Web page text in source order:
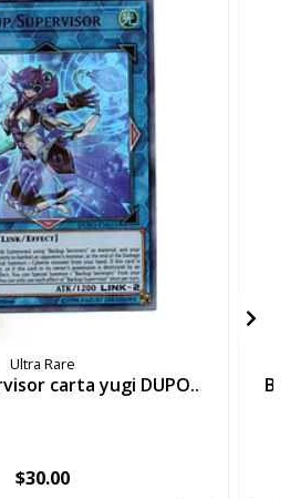
Ultra Rare
carta yugi DUPO..
$30.00